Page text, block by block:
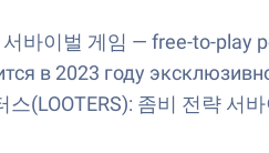
서바이벌 게임 — free-to-
в 2023 году
스(LOOTERS): 좀비 전략